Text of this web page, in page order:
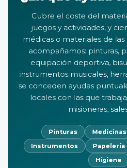
Cubre el coste del
juegos y actividades, y
médicas o materiales de las
acompañamos: pinturas,
equipación deportiva,
instrumentos musicales,
se conceden ayudas
locales con las que
misioneras,
Pinturas Medicinas
Instrumentos
Papelería
Higiene